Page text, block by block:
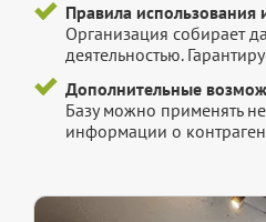
Правила использования
Организация собирает
деятельностью.
Дополнительные
Базу можно применять
информации о